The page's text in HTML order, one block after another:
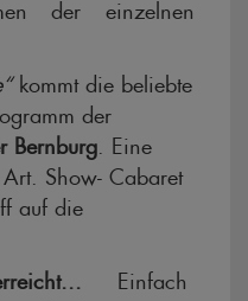
der einzelnen
kommt die beliebte
der
Bernburg . Eine
Show- Cabaret
auf die
erreicht... Einfach